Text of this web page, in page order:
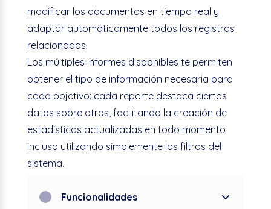
modificar los documentos en tiempo real y
adaptar automáticamente todos los registros
relacionados.
Los múltiples informes disponibles te permiten
obtener el tipo de información necesaria para
cada objetivo: cada reporte destaca ciertos
datos sobre otros, facilitando la creación de
estadísticas actualizadas en todo momento,
incluso utilizando simplemente los filtros del
sistema.
Funcionalidades